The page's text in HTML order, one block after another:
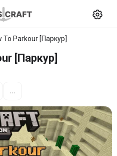
To Parkour [Паркур]
[Паркур]
...